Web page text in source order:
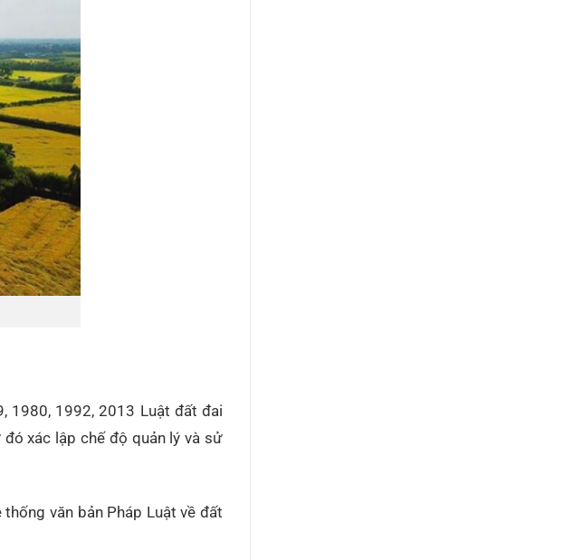
1980, 1992, 2013 Luật đất đai
xác lập chế độ quản lý và sử
văn bản Pháp Luật về đất